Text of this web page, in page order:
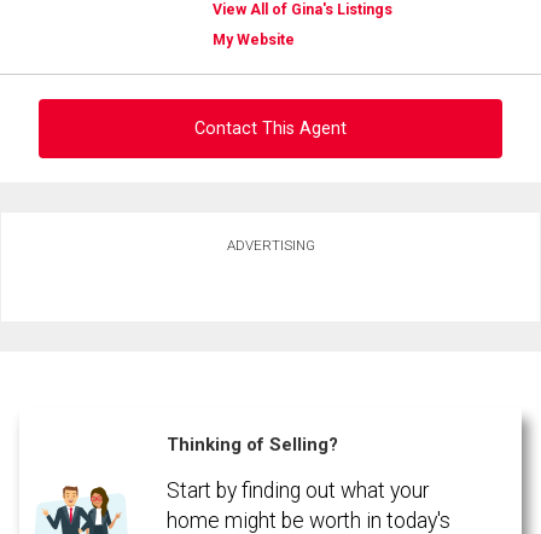
View All of Gina's Listings
My Website
Contact This Agent
ADVERTISING
Thinking of Selling?
Start by finding out what your
home might be worth in today's